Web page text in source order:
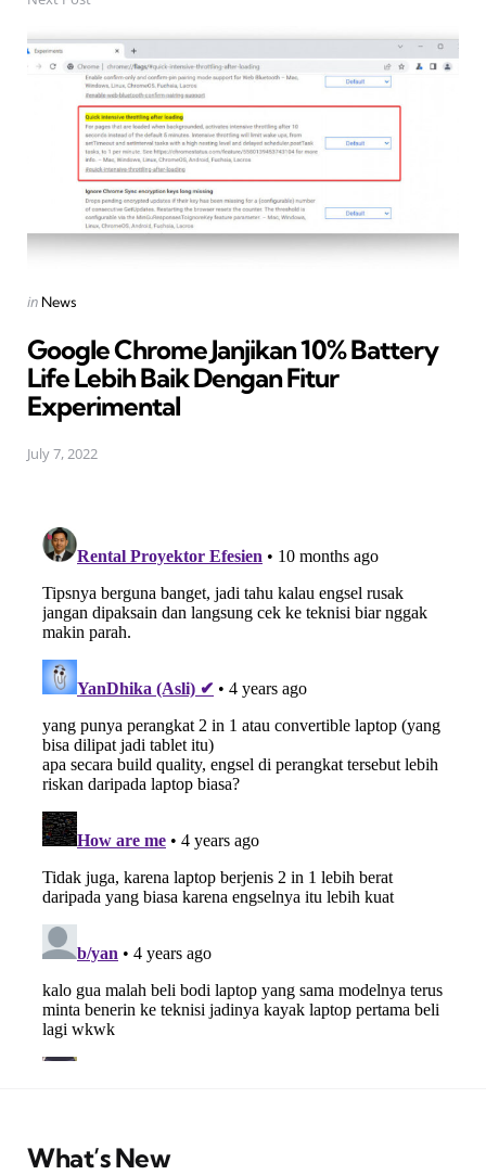
Posted
in News
Google Chrome Janjikan 10% Battery
Life Lebih Baik Dengan Fitur
Experimental
July 7, 2022
What’s New